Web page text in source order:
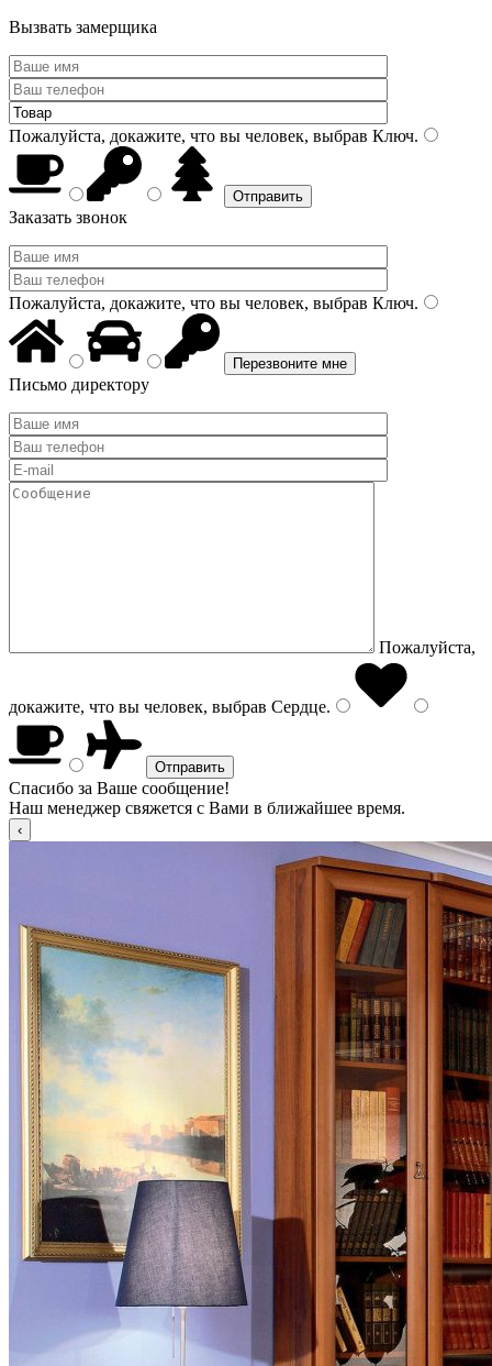
Вызвать замерщика
Пожалуйста, докажите, что вы человек, выбрав Ключ.
Заказать звонок
Пожалуйста, докажите, что вы человек, выбрав Ключ.
Письмо директору
Пожалуйста,
докажите, что вы человек, выбрав Сердце.
Спасибо за Ваше сообщение!
Наш менеджер свяжется с Вами в ближайшее время.